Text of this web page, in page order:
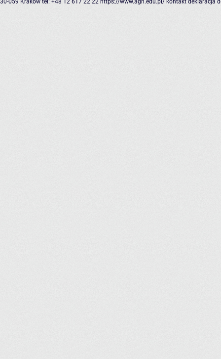
30-059 Kraków tel: +48 12 617 22 22 https://www.agh.edu.pl/ kontakt deklaracja